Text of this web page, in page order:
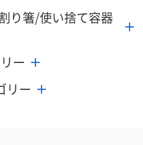
り箸/使い捨て容器
ー
リー